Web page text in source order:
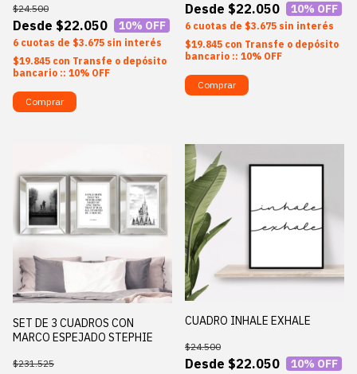
$22.050
$24.500
10% OFF
6 $3.675 sin interés
$19.845 con Transfe o depósito
bancario :: 10% OFF
Comprar
$22.050 10% OFF
6 $3.675 sin interés
$19.845 con Transfe o depósito
bancario :: 10% OFF
Comprar
SET DE 3 CUADROS CON
MARCO ESPEJADO STEPHIE
$231.525
CUADRO INHALE EXHALE
$22.050
$24.500
10% OFF